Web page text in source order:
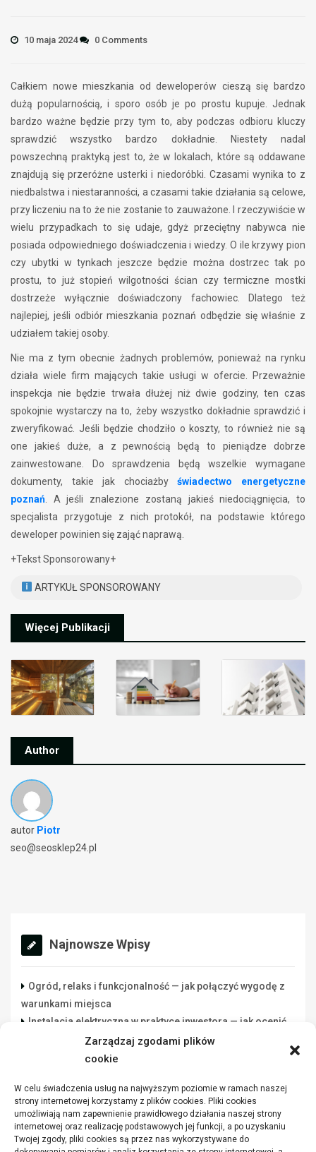
Zarządzaj zgodami plików
cookie
W celu świadczenia usług na najwyższym poziomie w ramach naszej
strony internetowej korzystamy z plików cookies. Pliki cookies
umożliwiają nam zapewnienie prawidłowego działania naszej strony
internetowej oraz realizację podstawowych jej funkcji, a po uzyskaniu
Twojej zgody, pliki cookies są przez nas wykorzystywane do
10 maja 2024 0 Comments
Całkiem nowe mieszkania od deweloperów cieszą się bardzo
dużą popularnością, i sporo osób je po prostu kupuje. Jednak
bardzo ważne będzie przy tym to, aby podczas odbioru kluczy
sprawdzić wszystko bardzo dokładnie. Niestety nadal
powszechną praktyką jest to, że w lokalach, które są oddawane
znajdują się przeróżne usterki i niedoróbki. Czasami wynika to z
niedbalstwa i niestaranności, a czasami takie działania są celowe,
przy liczeniu na to że nie zostanie to zauważone. I rzeczywiście w
wielu przypadkach to się udaje, gdyż przeciętny nabywca nie
posiada odpowiedniego doświadczenia i wiedzy. O ile krzywy pion
czy ubytki w tynkach jeszcze będzie można dostrzec tak po
prostu, to już stopień wilgotności ścian czy termiczne mostki
dostrzeże wyłącznie doświadczony fachowiec. Dlatego też
najlepiej, jeśli odbiór mieszkania poznań odbędzie się właśnie z
udziałem takiej osoby.
Nie ma z tym obecnie żadnych problemów, ponieważ na rynku
działa wiele firm mających takie usługi w ofercie. Przeważnie
inspekcja nie będzie trwała dłużej niż dwie godziny, ten czas
spokojnie wystarczy na to, żeby wszystko dokładnie sprawdzić i
zweryfikować. Jeśli będzie chodziło o koszty, to również nie są
one jakieś duże, a z pewnością będą to pieniądze dobrze
zainwestowane. Do sprawdzenia będą wszelkie wymagane
dokumenty, takie jak chociażbyświadectwo energetyczne
poznań . A jeśli znalezione zostaną jakieś niedociągnięcia, to
specjalista przygotuje z nich protokół, na podstawie którego
deweloper powinien się zająć naprawą.
+Tekst Sponsorowany+
ARTYKUŁ SPONSOROWANY
Więcej Publikacji
Author
autor Piotr
seo@seosklep24.pl
Najnowsze Wpisy
Ogród, relaks i funkcjonalność — jak połączyć wygodę z
warunkami miejsca
Instalacja elektryczna w praktyce inwestora — jak ocenić
wykonawcę rozsądnie
Lista danych do świadectwa energetycznego: co
Funkcjonalna przestrzeń robocza w warsztacie a jakość
wykonywanych zadań
Jakie parametry mają winylowe panele